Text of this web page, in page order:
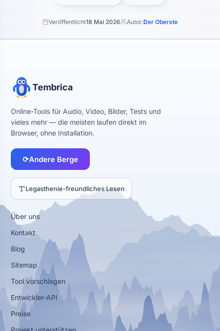
Veröffentlicht18 Mai 2026 Autor:Der Oberste
Tembrica
Online-Tools für Audio, Video, Bilder, Tests und
vieles mehr — die meisten laufen direkt im
Browser, ohne Installation.
⟳Andere Berge
Legasthenie-freundliches Lesen
Über uns
Kontakt
Blog
Sitemap
Tool vorschlagen
Entwickler-API
Preise